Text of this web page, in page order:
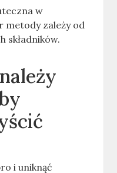
w
metody zależy od
składników.
i uniknąć